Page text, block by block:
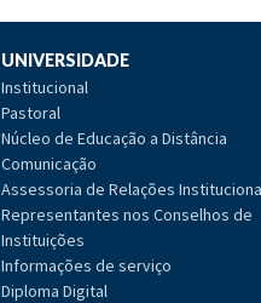
UNIVERSIDADE
Institucional
Pastoral
Núcleo de Educação a Distância
Comunicação
Assessoria de Relações
Representantes nos Conselhos de
Instituições
Informações de serviço
Diploma Digital